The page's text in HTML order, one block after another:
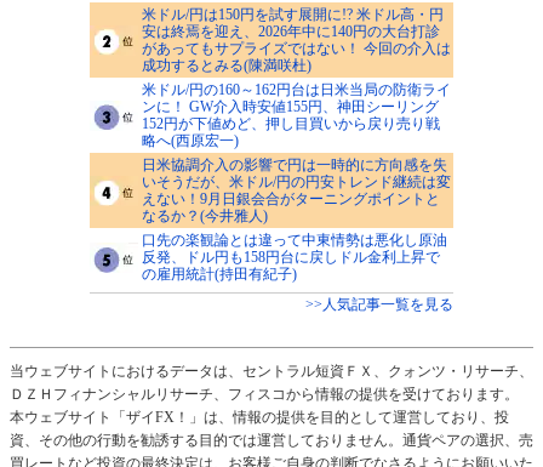
米ドル/円は150円を試す展開に!? 米ドル高・円
安は終焉を迎え、2026年中に140円の大台打診
があってもサプライズではない！ 今回の介入は
成功するとみる(陳満咲杜)
米ドル/円の160～162円台は日米当局の防衛ライ
ンに！ GW介入時安値155円、神田シーリング
152円が下値めど、押し目買いから戻り売り戦
略へ(西原宏一)
日米協調介入の影響で円は一時的に方向感を失
いそうだが、米ドル/円の円安トレンド継続は変
えない！9月日銀会合がターニングポイントと
なるか？(今井雅人)
口先の楽観論とは違って中東情勢は悪化し原油
反発、ドル円も158円台に戻しドル金利上昇で
の雇用統計(持田有紀子)
>>人気記事一覧を見る
当ウェブサイトにおけるデータは、セントラル短資ＦＸ、クォンツ・リサーチ、
ＤＺＨフィナンシャルリサーチ、フィスコから情報の提供を受けております。
本ウェブサイト「ザイFX！」は、情報の提供を目的として運営しており、投
資、その他の行動を勧誘する目的では運営しておりません。通貨ペアの選択、売
買レートなど投資の最終決定は、お客様ご自身の判断でなさるようにお願いいた